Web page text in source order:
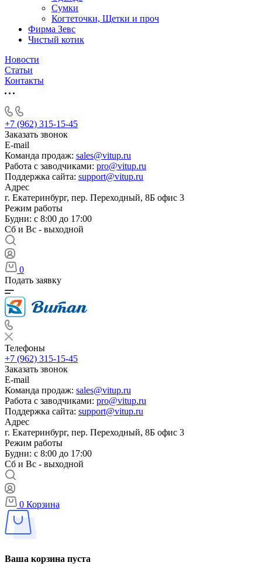
Сумки
Когтеточки, Щетки и проч
Фирма Зевс
Чистый котик
Новости
Статьи
Контакты
+7 (962) 315-15-45
Заказать звонок
E-mail
Команда продаж: sales@vitup.ru
Работа с заводчиками: pro@vitup.ru
Поддержка сайта: support@vitup.ru
Адрес
г. Екатеринбург, пер. Переходный, 8Б офис 3
Режим работы
Будни: с 8:00 до 17:00
Сб и Вс - выходной
0
Подать заявку
Телефоны
+7 (962) 315-15-45
Заказать звонок
E-mail
Команда продаж: sales@vitup.ru
Работа с заводчиками: pro@vitup.ru
Поддержка сайта: support@vitup.ru
Адрес
г. Екатеринбург, пер. Переходный, 8Б офис 3
Режим работы
Будни: с 8:00 до 17:00
Сб и Вс - выходной
0 Корзина
Ваша корзина пуста